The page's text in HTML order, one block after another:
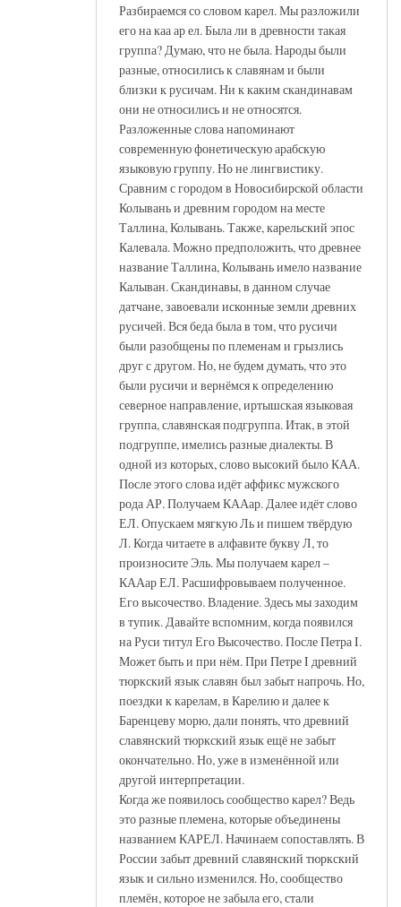
Разбираемся со словом карел. Мы разложили
его на каа ар ел. Была ли в древности такая
группа? Думаю, что не была. Народы были
разные, относились к славянам и были
близки к русичам. Ни к каким скандинавам
они не относились и не относятся.
Разложенные слова напоминают
современную фонетическую арабскую
языковую группу. Но не лингвистику.
Сравним с городом в Новосибирской области
Колывань и древним городом на месте
Таллина, Колывань. Также, карельский эпос
Калевала. Можно предположить, что древнее
название Таллина, Колывань имело название
Калыван. Скандинавы, в данном случае
датчане, завоевали исконные земли древних
русичей. Вся беда была в том, что русичи
были разобщены по племенам и грызлись
друг с другом. Но, не будем думать, что это
были русичи и вернёмся к определению
северное направление, иртышская языковая
группа, славянская подгруппа. Итак, в этой
подгруппе, имелись разные диалекты. В
одной из которых, слово высокий было КАА.
После этого слова идёт аффикс мужского
рода АР. Получаем КААар. Далее идёт слово
ЕЛ. Опускаем мягкую Ль и пишем твёрдую
Л. Когда читаете в алфавите букву Л, то
произносите Эль. Мы получаем карел –
КААар ЕЛ. Расшифровываем полученное.
Его высочество. Владение. Здесь мы заходим
в тупик. Давайте вспомним, когда появился
на Руси титул Его Высочество. После Петра I.
Может быть и при нём. При Петре I древний
тюркский язык славян был забыт напрочь. Но,
поездки к карелам, в Карелию и далее к
Баренцеву морю, дали понять, что древний
славянский тюркский язык ещё не забыт
окончательно. Но, уже в изменённой или
другой интерпретации.
Когда же появилось сообщество карел? Ведь
это разные племена, которые объединены
названием КАРЕЛ. Начинаем сопоставлять. В
России забыт древний славянский тюркский
язык и сильно изменился. Но, сообщество
племён, которое не забыла его, стали